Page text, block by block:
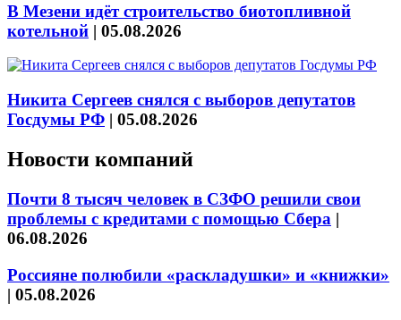
В Мезени идёт строительство биотопливной
котельной | 05.08.2026
Никита Сергеев снялся с выборов депутатов
Госдумы РФ | 05.08.2026
Новости компаний
Почти 8 тысяч человек в СЗФО решили свои
проблемы с кредитами с помощью Сбера |
06.08.2026
Россияне полюбили «раскладушки» и «книжки»
| 05.08.2026